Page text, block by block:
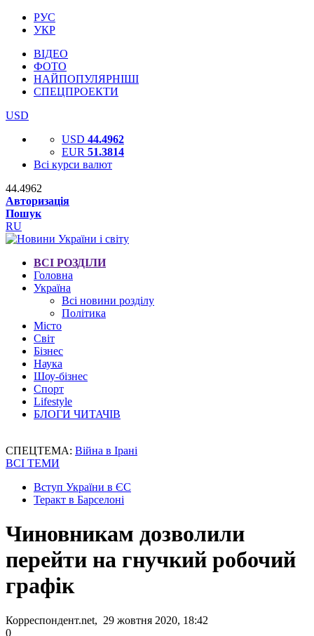
РУС
УКР
ВІДЕО
ФОТО
НАЙПОПУЛЯРНІШІ
СПЕЦПРОЕКТИ
USD
USD 44.4962
EUR 51.3814
Всі курси валют
44.4962
Авторизація
Пошук
RU
ВСІ РОЗДІЛИ
Головна
Україна
Всі новини розділу
Політика
Місто
Світ
Бізнес
Наука
Шоу-бізнес
Спорт
Lifestyle
БЛОГИ ЧИТАЧІВ
СПЕЦТЕМА: Війна в Ірані
ВСІ ТЕМИ
Вступ України в ЄС
Теракт в Барселоні
Чиновникам дозволили
перейти на гнучкий робочий
графік
Корреспондент.net, 29 жовтня 2020, 18:42
0